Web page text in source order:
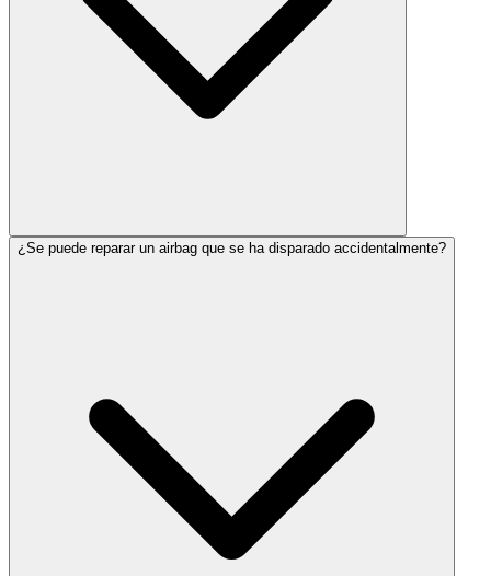
¿Se puede reparar un airbag que se ha disparado accidentalmente?